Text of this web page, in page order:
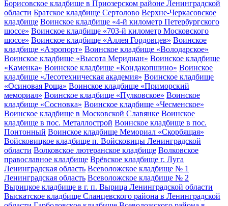
Борисовское кладбище в Приозерском районе Ленинградской
области Братское кладбище Сертолово Верхне-Черкасовское
кладбище Воинское кладбище «4-й километр Петербургского
шоссе» Воинское кладбище «703-й километр Московского
шоссе» Воинское кладбище «Аллея Гордовцев» Воинское
кладбище «Аэропорт» Воинское кладбище «Володарское»
Воинское кладбище «Высота Меридиан» Воинское кладбище
«Каменка» Воинское кладбище «Кондакопшино» Воинское
кладбище «Лесотехническая академия» Воинское кладбище
«Осиновая Роща» Воинское кладбище «Приморский
мемориал» Воинское кладбище «Пулковское» Воинское
кладбище «Сосновка» Воинское кладбище «Чесменское»
Воинское кладбище в Московской Славянке Воинское
кладбище в пос. Металлострой Воинское кладбище в пос.
Понтонный Воинское кладбище Мемориал «Скорбящая»
Войсковицкое кладбище п. Войсковицы Ленинградской
области Волковское лютеранское кладбище Волковское
православное кладбище Врёвское кладбище г. Луга
Ленинградская область Всеволожское кладбище № 1
Ленинградская область Всеволожское кладбище № 2
Вырицкое кладбище в г. п. Вырица Ленинградской области
Выскатское кладбище Сланцевского района в Ленинградской